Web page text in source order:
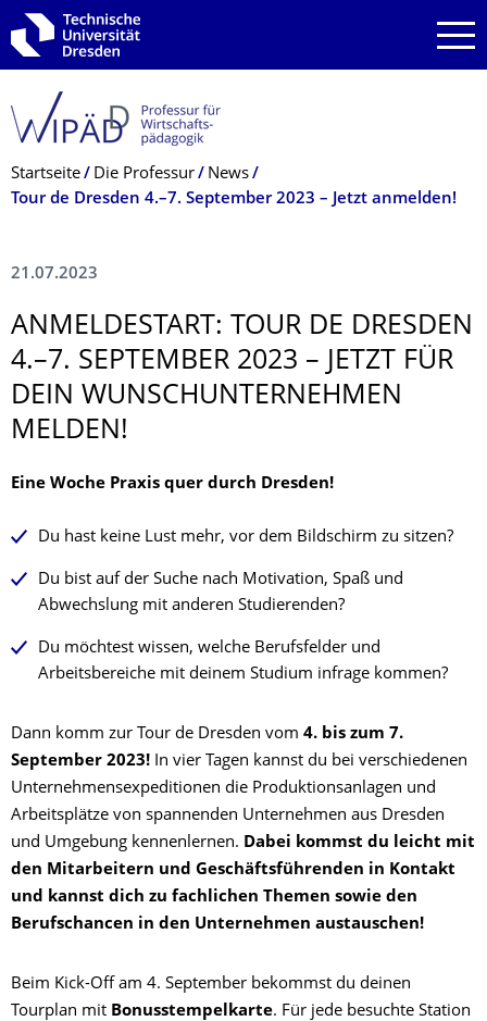
Zur Hauptnavigation springen
Zur Suche springen
Zum Inhalt springen
Breadcrumb-Menü
Startseite Die Professur
News
Tour de Dresden 4.–7. September 2023 – Jetzt anmelden!
21.07.2023
ANMELDESTART: TOUR DE DRESDEN
4.–7. SEPTEMBER 2023 – JETZT FÜR
DEIN WUNSCHUNTERNEH­MEN
MELDEN!
Eine Woche Praxis quer durch Dresden!
Du hast keine Lust mehr, vor dem Bildschirm zu sitzen?
Du bist auf der Suche nach Motivation, Spaß und
Abwechslung mit anderen Studierenden?
Du möchtest wissen, welche Berufsfelder und
Arbeitsbereiche mit deinem Studium infrage kommen?
Dann komm zur Tour de Dresden vom 4. bis zum 7.
September 2023! In vier Tagen kannst du bei verschiedenen
Unternehmensexpeditionen die Produktionsanlagen und
Arbeitsplätze von spannenden Unternehmen aus Dresden
und Umgebung kennenlernen. Dabei kommst du leicht mit
den Mitarbeitern und Geschäftsführenden in Kontakt
und kannst dich zu fachlichen Themen sowie den
Berufschancen in den Unternehmen austauschen!
Beim Kick-Off am 4. September bekommst du deinen
Tourplan mit Bonusstempelkarte. Für jede besuchte Station